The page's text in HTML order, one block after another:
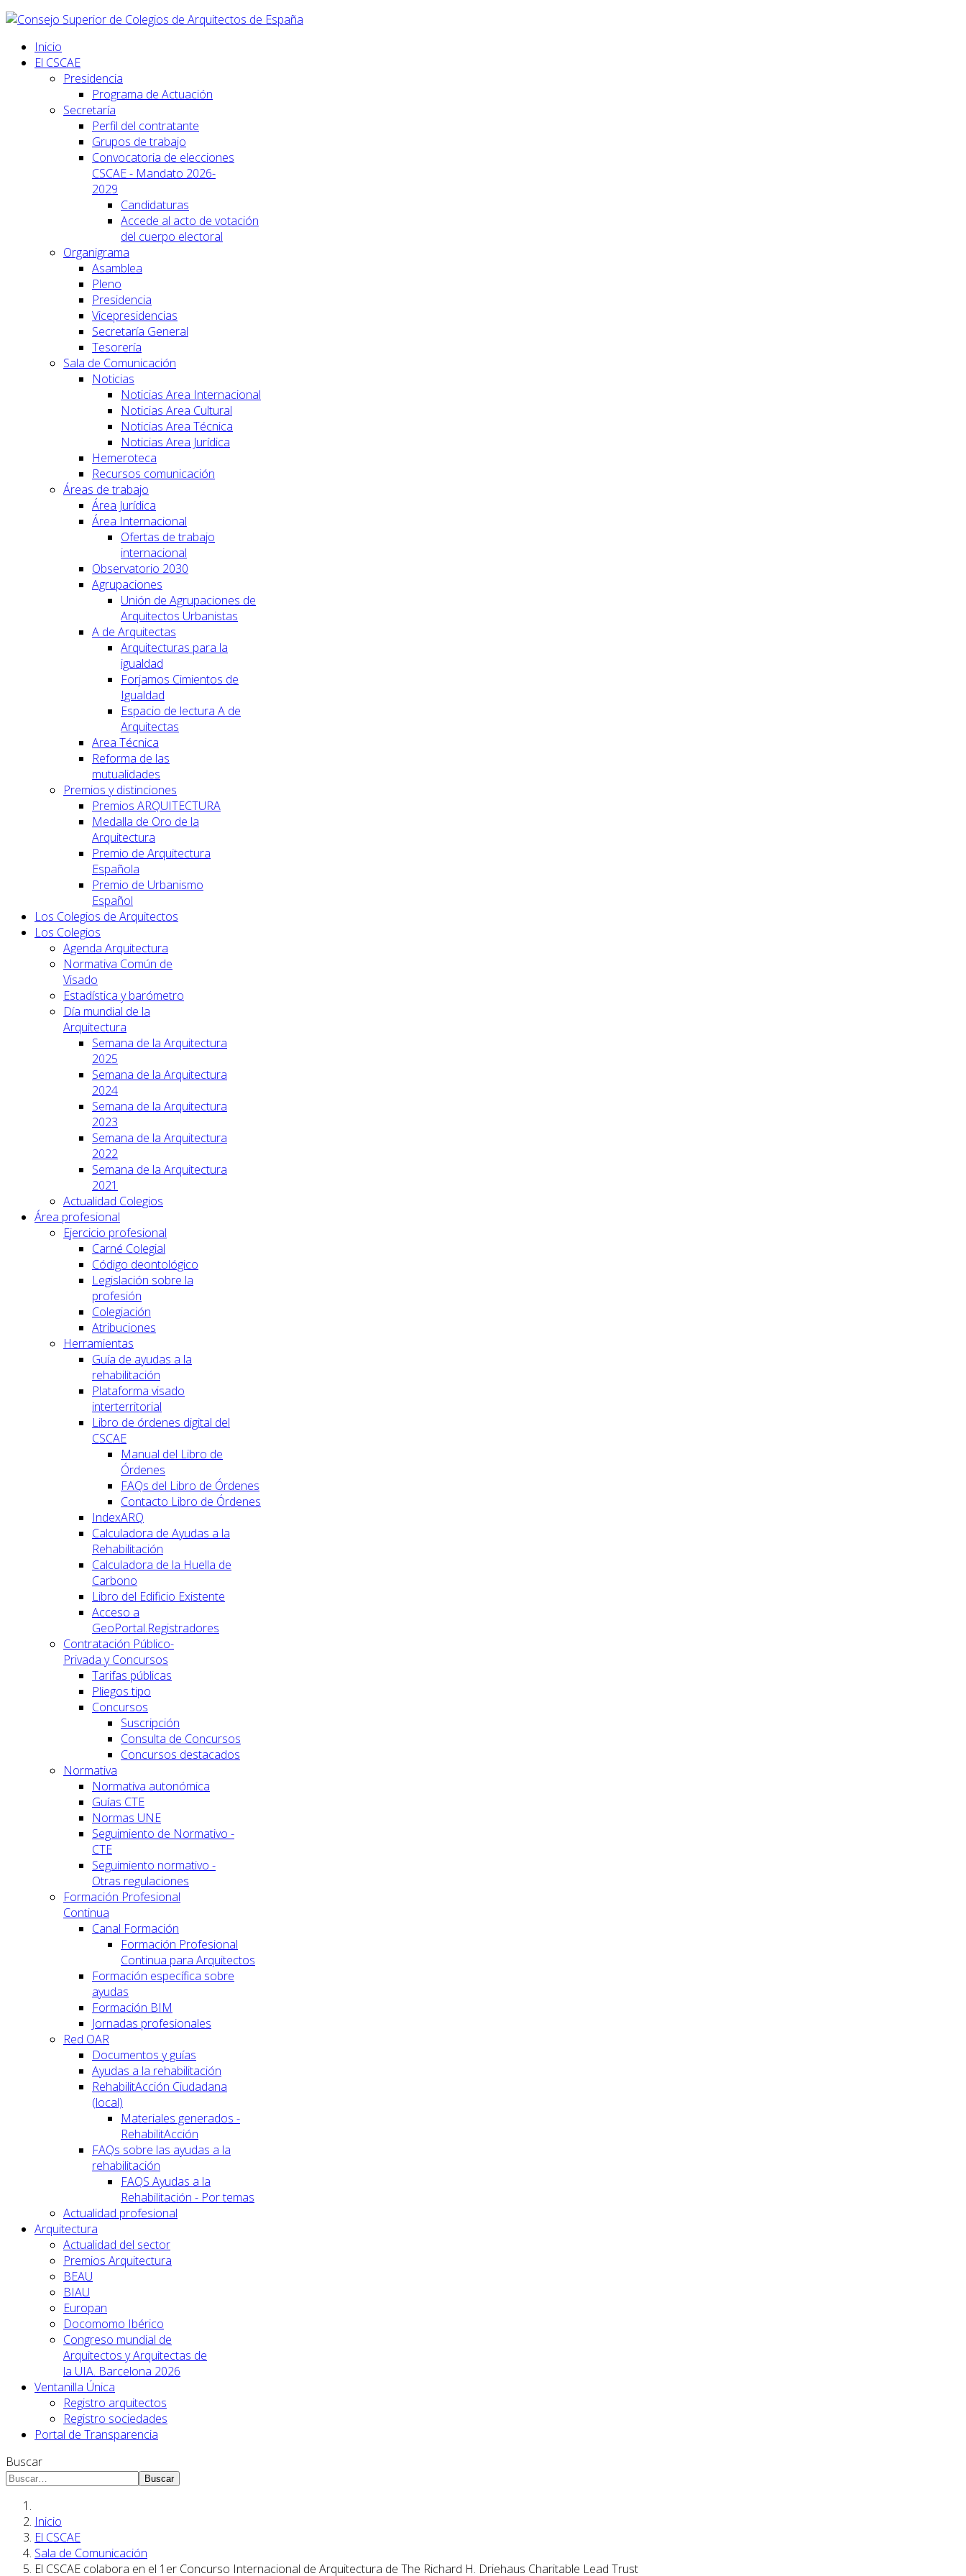
Inicio
El CSCAE
Presidencia
Programa de Actuación
Secretaría
Perfil del contratante
Grupos de trabajo
Convocatoria de elecciones
CSCAE - Mandato 2026-
2029
Candidaturas
Accede al acto de votación
del cuerpo electoral
Organigrama
Asamblea
Pleno
Presidencia
Vicepresidencias
Secretaría General
Tesorería
Sala de Comunicación
Noticias
Noticias Area Internacional
Noticias Area Cultural
Noticias Area Técnica
Noticias Area Jurídica
Hemeroteca
Recursos comunicación
Áreas de trabajo
Área Jurídica
Área Internacional
Ofertas de trabajo
internacional
Observatorio 2030
Agrupaciones
Unión de Agrupaciones de
Arquitectos Urbanistas
A de Arquitectas
Arquitecturas para la
igualdad
Forjamos Cimientos de
Igualdad
Espacio de lectura A de
Arquitectas
Area Técnica
Reforma de las
mutualidades
Premios y distinciones
Premios ARQUITECTURA
Medalla de Oro de la
Arquitectura
Premio de Arquitectura
Española
Premio de Urbanismo
Español
Los Colegios de Arquitectos
Los Colegios
Agenda Arquitectura
Normativa Común de
Visado
Estadística y barómetro
Día mundial de la
Arquitectura
Semana de la Arquitectura
2025
Semana de la Arquitectura
2024
Semana de la Arquitectura
2023
Semana de la Arquitectura
2022
Semana de la Arquitectura
2021
Actualidad Colegios
Área profesional
Ejercicio profesional
Carné Colegial
Código deontológico
Legislación sobre la
profesión
Colegiación
Atribuciones
Herramientas
Guía de ayudas a la
rehabilitación
Plataforma visado
interterritorial
Libro de órdenes digital del
CSCAE
Manual del Libro de
Órdenes
FAQs del Libro de Órdenes
Contacto Libro de Órdenes
IndexARQ
Calculadora de Ayudas a la
Rehabilitación
Calculadora de la Huella de
Carbono
Libro del Edificio Existente
Acceso a
GeoPortal.Registradores
Contratación Público-
Privada y Concursos
Tarifas públicas
Pliegos tipo
Concursos
Suscripción
Consulta de Concursos
Concursos destacados
Normativa
Normativa autonómica
Guías CTE
Normas UNE
Seguimiento de Normativo -
CTE
Seguimiento normativo -
Otras regulaciones
Formación Profesional
Continua
Canal Formación
Formación Profesional
Continua para Arquitectos
Formación específica sobre
ayudas
Formación BIM
Jornadas profesionales
Red OAR
Documentos y guías
Ayudas a la rehabilitación
RehabilitAcción Ciudadana
(local)
Materiales generados -
RehabilitAcción
FAQs sobre las ayudas a la
rehabilitación
FAQS Ayudas a la
Rehabilitación - Por temas
Actualidad profesional
Arquitectura
Actualidad del sector
Premios Arquitectura
BEAU
BIAU
Europan
Docomomo Ibérico
Congreso mundial de
Arquitectos y Arquitectas de
la UIA. Barcelona 2026
Ventanilla Única
Registro arquitectos
Registro sociedades
Portal de Transparencia
Buscar
Buscar
Inicio
El CSCAE
Sala de Comunicación
El CSCAE colabora en el 1er Concurso Internacional de Arquitectura de The Richard H. Driehaus Charitable Lead Trust